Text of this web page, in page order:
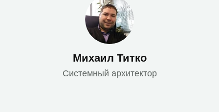
Михаил Титко
Системный архитектор
Сетевое оборудование
Серверы и СХД
Российские
операционные системы
Программное обеспечение